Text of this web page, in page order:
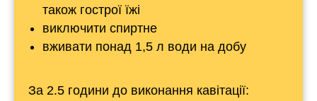
також гострої їжі
виключити спиртне
вживати понад 1,5 л води на добу
За 2.5 години до виконання кавітації: